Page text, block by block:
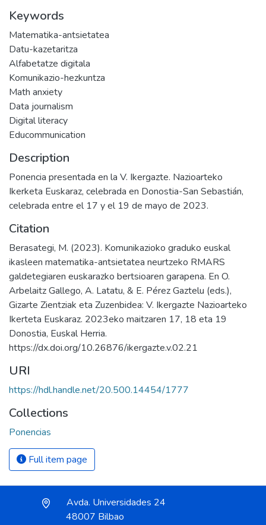
Keywords
Matematika-antsietatea
Datu-kazetaritza
Alfabetatze digitala
Komunikazio-hezkuntza
Math anxiety
Data journalism
Digital literacy
Educommunication
Description
Ponencia presentada en la V. Ikergazte. Nazioarteko
Ikerketa Euskaraz, celebrada en Donostia-San Sebastián,
celebrada entre el 17 y el 19 de mayo de 2023.
Citation
Berasategi, M. (2023). Komunikazioko graduko euskal
ikasleen matematika-antsietatea neurtzeko RMARS
galdetegiaren euskarazko bertsioaren garapena. En O.
Arbelaitz Gallego, A. Latatu, & E. Pérez Gaztelu (eds.),
Gizarte Zientziak eta Zuzenbidea: V. Ikergazte Nazioarteko
Ikerteta Euskaraz. 2023eko maitzaren 17, 18 eta 19
Donostia, Euskal Herria.
https://dx.doi.org/10.26876/ikergazte.v.02.21
URI
https://hdl.handle.net/20.500.14454/1777
Collections
Ponencias
Full item page
Avda. Universidades 24
48007 Bilbao